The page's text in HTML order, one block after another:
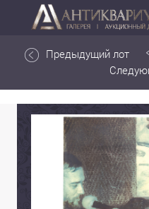
Предыдущий лот